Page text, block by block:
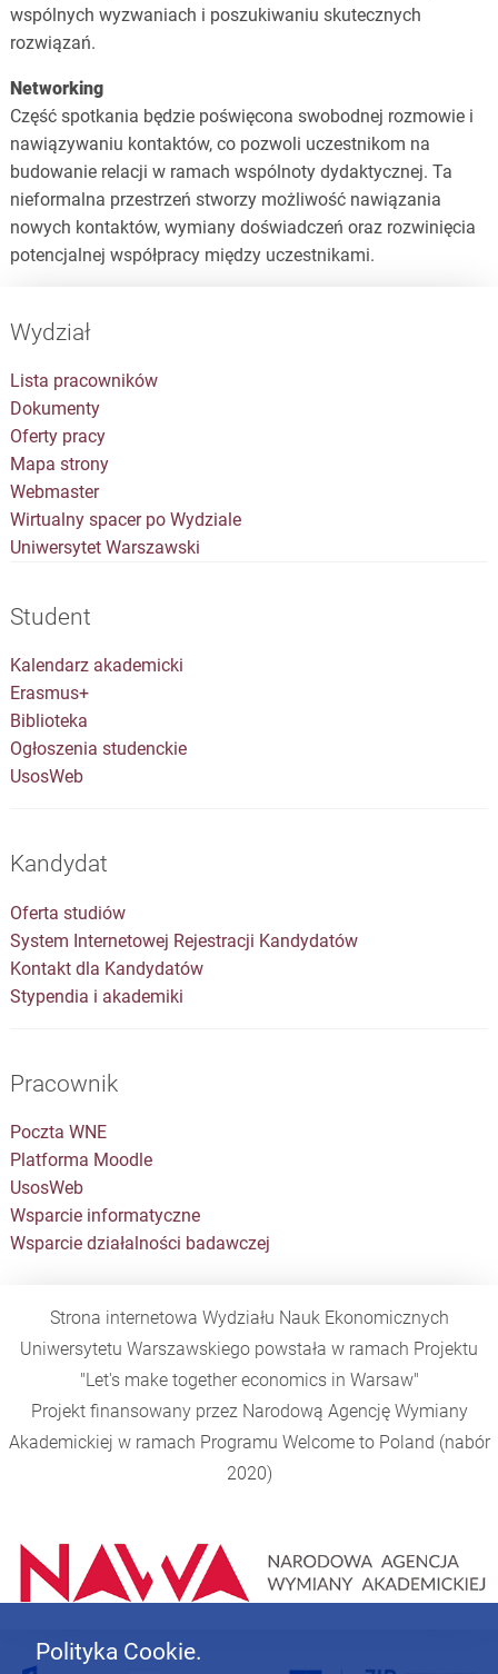
wspólnych wyzwaniach i poszukiwaniu skutecznych
rozwiązań.
Networking
Część spotkania będzie poświęcona swobodnej rozmowie i
nawiązywaniu kontaktów, co pozwoli uczestnikom na
budowanie relacji w ramach wspólnoty dydaktycznej. Ta
nieformalna przestrzeń stworzy możliwość nawiązania
nowych kontaktów, wymiany doświadczeń oraz rozwinięcia
potencjalnej współpracy między uczestnikami.
Wydział
Lista pracowników
Dokumenty
Oferty pracy
Mapa strony
Webmaster
Wirtualny spacer po Wydziale
Uniwersytet Warszawski
Student
Kalendarz akademicki
Erasmus+
Biblioteka
Ogłoszenia studenckie
UsosWeb
Kandydat
Oferta studiów
System Internetowej Rejestracji Kandydatów
Kontakt dla Kandydatów
Stypendia i akademiki
Pracownik
Poczta WNE
Platforma Moodle
UsosWeb
Wsparcie informatyczne
Wsparcie działalności badawczej
Strona internetowa Wydziału Nauk Ekonomicznych
Uniwersytetu Warszawskiego powstała w ramach Projektu
"Let's make together economics in Warsaw"
Projekt finansowany przez Narodową Agencję Wymiany
Akademickiej w ramach Programu Welcome to Poland (nabór
2020)
Polityka Cookie.